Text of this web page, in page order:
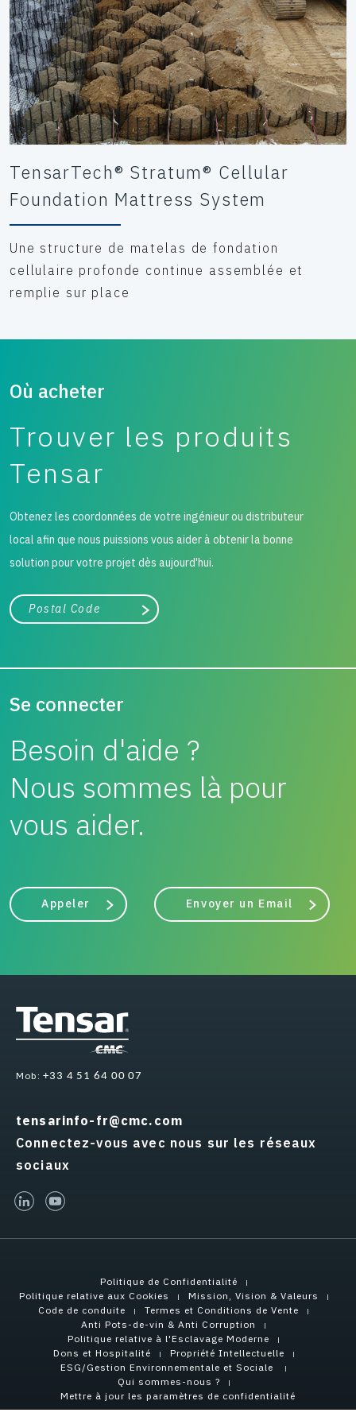
TensarTech® Stratum® Cellular
Foundation Mattress System
Une structure de matelas de fondation
cellulaire profonde continue assemblée et
remplie sur place
Où acheter
Trouver les produits
Tensar
Obtenez les coordonnées de votre ingénieur ou distributeur
local afin que nous puissions vous aider à obtenir la bonne
solution pour votre projet dès aujourd'hui.
Ville, état ou code postal
Chercher
Se connecter
Besoin d'aide ?
Nous sommes là pour
vous aider.
Appeler Envoyer un Email
Mob: +33 4 51 64 00 07
tensarinfo-fr@cmc.com
Connectez-vous avec nous sur les réseaux
sociaux
linked-inyoutube
Politique de Confidentialité
Politique relative aux Cookies
Mission, Vision & Valeurs
Code de conduite
Termes et Conditions de Vente
Anti Pots-de-vin & Anti Corruption
Politique relative à l'Esclavage Moderne
Dons et Hospitalité
Propriété Intellectuelle
ESG/Gestion Environnementale et Sociale
Qui sommes-nous ?
Mettre à jour les paramètres de confidentialité